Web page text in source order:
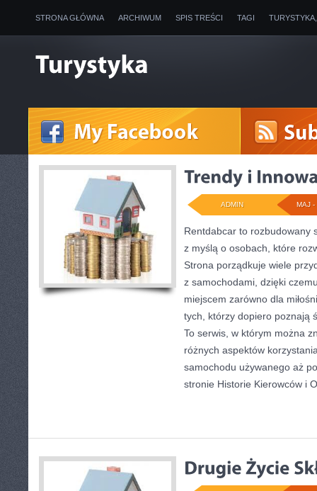
STRONA GŁÓWNA ARCHIWUM SPIS TREŚCI TAGI
MAJ -
ADMIN
Rentdabcar to rozbudowany
z myślą o osobach, które
Strona porządkuje wiele
z samochodami, dzięki
miejscem zarówno dla
tych, którzy dopiero poznają
To serwis, w którym można
różnych aspektów
samochodu używanego aż
stronie Historie Kierowców i